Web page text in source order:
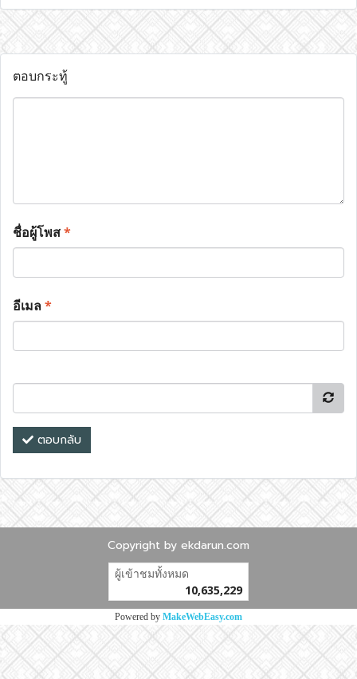
ตอบกระทู้
ชื่อผู้โพส*
อีเมล*
ตอบกลับ
Copyright by ekdarun.com
ผู้เข้าชมวันนี้
Powered byMakeWebEasy.com